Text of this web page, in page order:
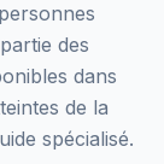
des
dans
de la
spécialisé.